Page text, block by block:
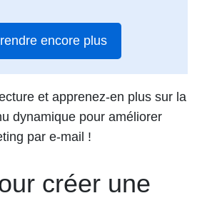
encore plus
et apprenez-en plus sur la
dynamique pour améliorer
par e-mail !
créer une